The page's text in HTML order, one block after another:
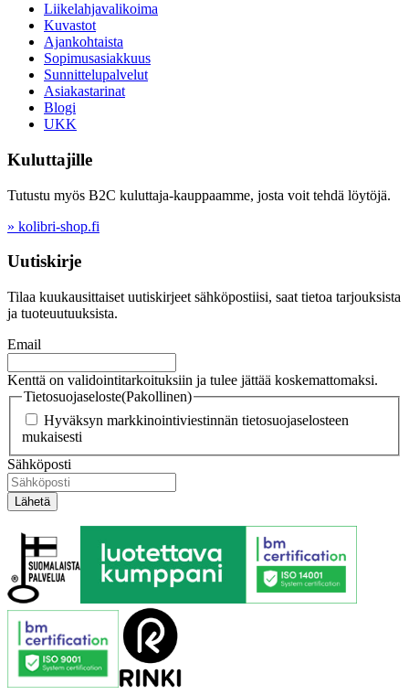
Liikelahjavalikoima
Kuvastot
Ajankohtaista
Sopimusasiakkuus
Sunnittelupalvelut
Asiakastarinat
Blogi
UKK
Kuluttajille
Tutustu myös B2C kuluttaja-kauppaamme, josta voit tehdä löytöjä.
» kolibri-shop.fi
Uutiskirje
Tilaa kuukausittaiset uutiskirjeet sähköpostiisi, saat tietoa tarjouksista
ja tuoteuutuuksista.
Email
Kenttä on validointitarkoituksiin ja tulee jättää koskemattomaksi.
Tietosuojaseloste(Pakollinen)
Hyväksyn markkinointiviestinnän tietosuojaselosteen
mukaisesti
Sähköposti